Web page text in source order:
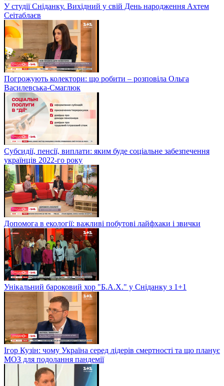
У студії Сніданку. Вихідний у свій День народження Ахтем
Сеітаблаєв
Погрожують колектори: що робити – розповіла Ольга
Василевська-Смаглюк
Субсидії, пенсії, виплати: яким буде соціальне забезпечення
українців 2022-го року
Допомога в екології: важливі побутові лайфхаки і звички
Унікальний бароковий хор "Б.А.Х." у Сніданку з 1+1
Ігор Кузін: чому Україна серед лідерів смертності та що планує
МОЗ для подолання пандемії